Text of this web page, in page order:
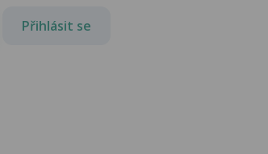
Přihlásit se